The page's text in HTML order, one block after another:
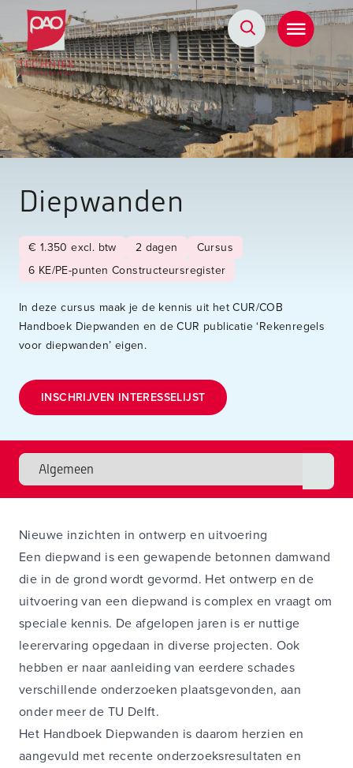
Postacademische cursussen, leergangen en opleidingen
Diepwanden
€ 1.350 excl. btw 2 dagen
Cursus
6 KE/PE-punten Constructeursregister
In deze cursus maak je de kennis uit het CUR/COB
Handboek Diepwanden en de CUR publicatie ‘Rekenregels
voor diepwanden’ eigen.
INSCHRIJVEN INTERESSELIJST
Nieuwe inzichten in ontwerp en uitvoering
Een diepwand is een gewapende betonnen damwand
die in de grond wordt gevormd. Het ontwerp en de
uitvoering van een diepwand is complex en vraagt om
speciale kennis. De afgelopen jaren is er nuttige
leerervaring opgedaan in diverse projecten. Ook
hebben er naar aanleiding van eerdere schades
verschillende onderzoeken plaatsgevonden, aan
onder meer de TU Delft.
Het Handboek Diepwanden is daarom herzien en
aangevuld met recente onderzoeksresultaten en